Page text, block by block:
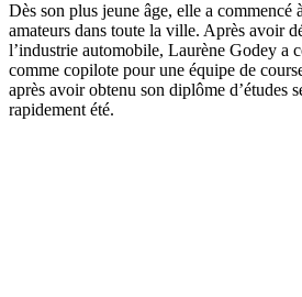
Dès son plus jeune âge, elle a commencé
amateurs dans toute la ville. Après avoir
l’industrie automobile, Laurène Godey a
comme copilote pour une équipe de
après avoir obtenu son diplôme d’études
rapidement été.